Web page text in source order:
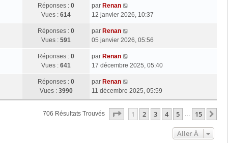
Réponses : 0
Vues : 614
par Renan
12 janvier 2026, 10:37
Réponses : 0
Vues : 591
par Renan
05 janvier 2026, 05:56
Réponses : 0
Vues : 641
par Renan
17 décembre 2025, 05:40
Réponses : 0
Vues : 3990
par Renan
11 décembre 2025, 05:59
706 Résultats Trouvés Page Sur15
1 2 3 4 5 … 15
Aller À